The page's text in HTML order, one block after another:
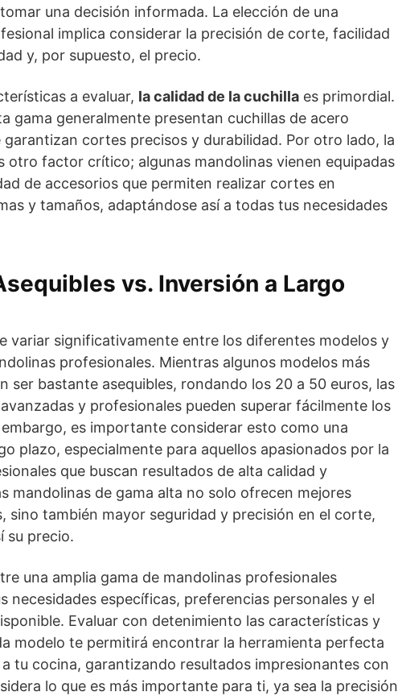
una decisión informada. La elección de una
implica considerar la precisión de corte, facilidad
y, por supuesto, el precio.
a evaluar, la calidad de la cuchilla es primordial.
gama generalmente presentan cuchillas de acero
garantizan cortes precisos y durabilidad. Por otro lado, la
otro factor crítico; algunas mandolinas vienen equipadas
de accesorios que permiten realizar cortes en
y tamaños, adaptándose así a todas tus necesidades
vs. Inversión a Largo
variar significativamente entre los diferentes modelos y
profesionales. Mientras algunos modelos más
ser bastante asequibles, rondando los 20 a 50 euros, las
y profesionales pueden superar fácilmente los
embargo, es importante considerar esto como una
plazo, especialmente para aquellos apasionados por la
que buscan resultados de alta calidad y
mandolinas de gama alta no solo ofrecen mejores
sino también mayor seguridad y precisión en el corte,
su precio.
una amplia gama de mandolinas profesionales
necesidades específicas, preferencias personales y el
Evaluar con detenimiento las características y
modelo te permitirá encontrar la herramienta perfecta
tu cocina, garantizando resultados impresionantes con
lo que es más importante para ti, ya sea la precisión